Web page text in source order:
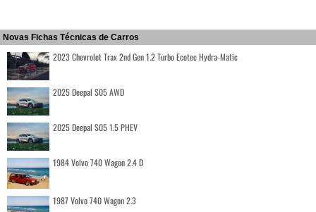
Novas Fichas Técnicas de Carros
2023 Chevrolet Trax 2nd Gen 1.2 Turbo Ecotec Hydra-Matic
2025 Deepal S05 AWD
2025 Deepal S05 1.5 PHEV
1984 Volvo 740 Wagon 2.4 D
1987 Volvo 740 Wagon 2.3